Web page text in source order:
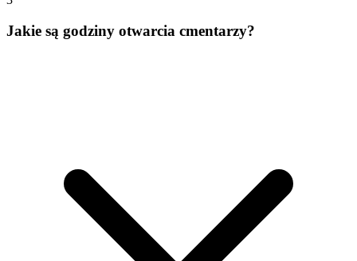
Jakie są godziny otwarcia cmentarzy?